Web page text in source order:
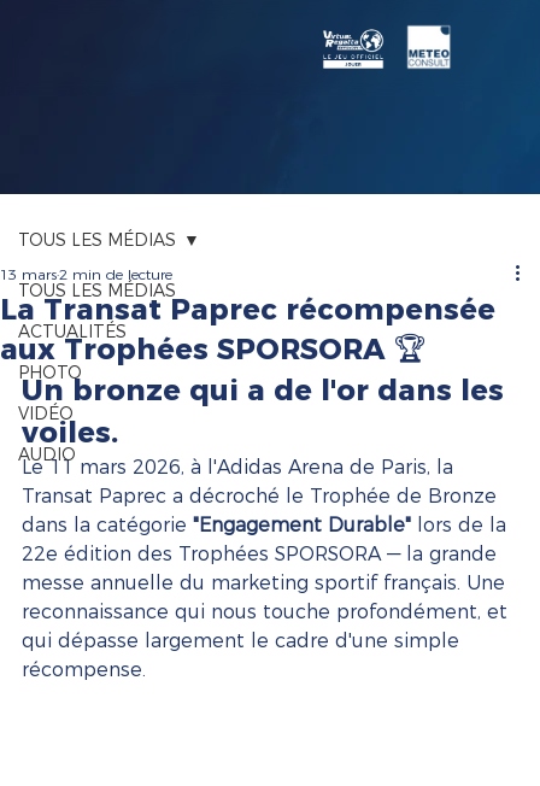
TOUS LES MÉDIAS
ACTUALITÉS
PHOTO
VIDÉO
AUDIO
TOUS LES MÉDIAS
La Transat Paprec récompensée
aux Trophées SPORSORA 🏆
13 mars2 min de lecture
Un bronze qui a de l'or dans les
voiles.
Le 11 mars 2026, à l'Adidas Arena de Paris, la
Transat Paprec a décroché le Trophée de Bronze
dans la catégorie "Engagement Durable" lors de la
22e édition des Trophées SPORSORA — la grande
messe annuelle du marketing sportif français. Une
reconnaissance qui nous touche profondément, et
qui dépasse largement le cadre d'une simple
récompense.